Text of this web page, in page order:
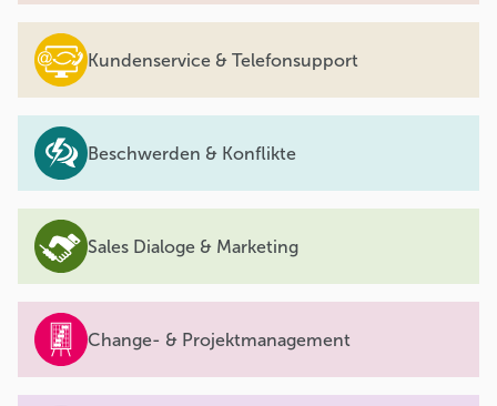
Kundenservice & Telefonsupport
Beschwerden & Konflikte
Sales Dialoge & Marketing
Change- & Projektmanagement